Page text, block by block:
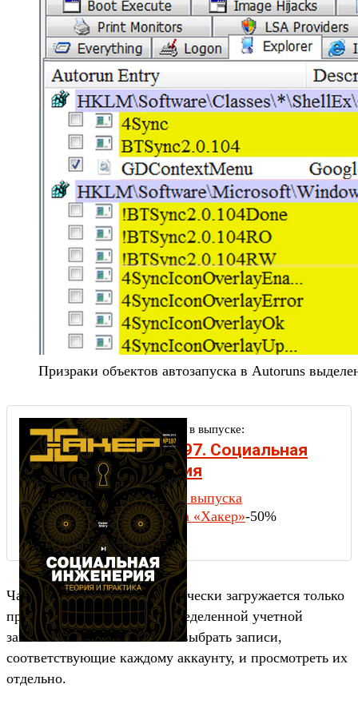
Призраки объектов автозапуска в Autoruns
Другие статьи в выпуске:
Xakep #197. Социальная
инженерия
Содержание выпуска
Подписка на «Хакер»-50%
Часть компонентов автоматически загружается только
при входе в систему под определенной учетной
записью. В Autoruns можно выбрать записи,
соответствующие каждому аккаунту, и просмотреть их
отдельно.